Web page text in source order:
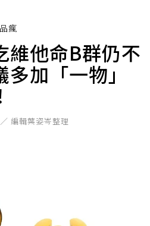
瘋
維他命B群仍不
加「一物」
編輯葉姿岑整理